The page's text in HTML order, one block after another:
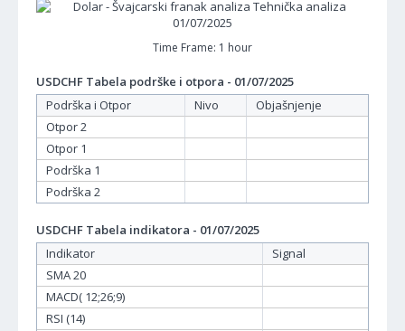
Time Frame: 1 hour
USDCHF Tabela podrške i otpora - 01/07/2025
Podrška i Otpor
Nivo
Objašnjenje
Otpor 2
Otpor 1
Podrška 1
Podrška 2
USDCHF Tabela indikatora - 01/07/2025
Indikator
Signal
SMA 20
MACD( 12;26;9)
RSI (14)